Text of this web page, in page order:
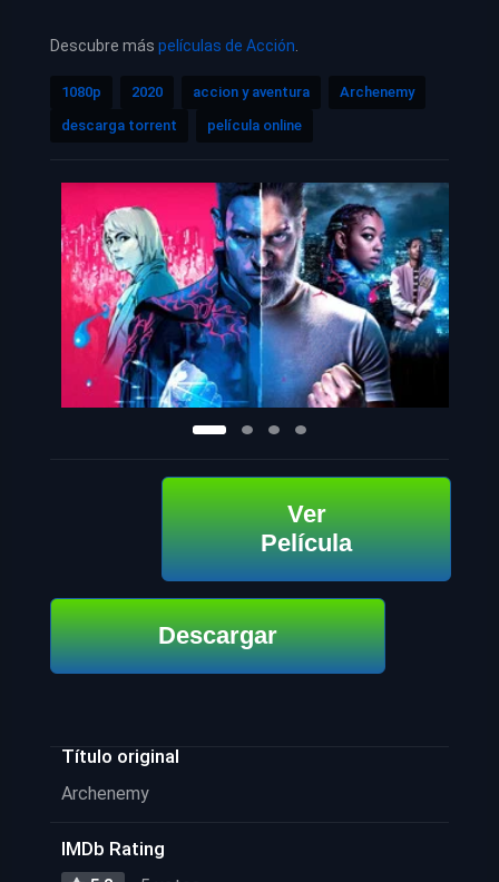
Descubre más películas de Acción
1080p 2020 accion y aventura
Archenemy
descarga torrent
película online
Ver
Película
Descargar
Título original
Archenemy
IMDb Rating